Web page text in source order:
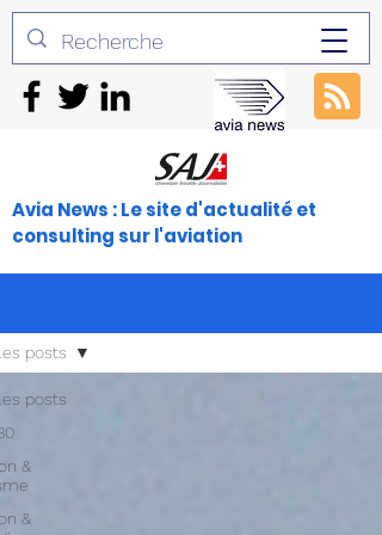
Avia News : Le site d'actualité et
consulting sur l'aviation
posts
&
&
posts